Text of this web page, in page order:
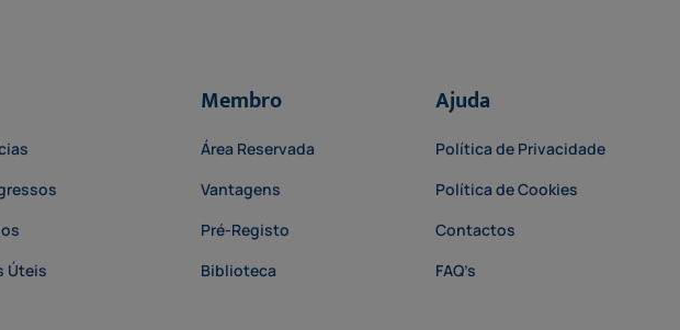
Úteis
Membro
Área Reservada
Vantagens
Pré-Registo
Biblioteca
Ajuda
Política de Privacidade
Política de Cookies
Contactos
FAQ’s